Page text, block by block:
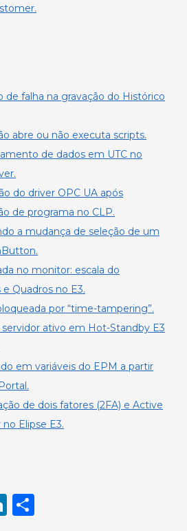
de falha na gravação do Histórico
abre ou não executa scripts.
de dados em UTC no
do driver OPC UA após
de programa no CLP.
a mudança de seleção de um
no monitor: escala do
Quadros no E3.
por “time-tampering”.
ativo em Hot-Standby E3
em variáveis do EPM a partir
de dois fatores (2FA) e Active
Elipse E3.
Li